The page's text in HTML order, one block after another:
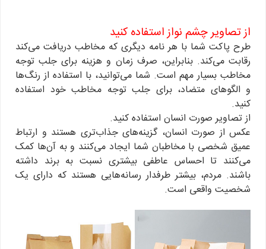
از تصاویر چشم نواز استفاده کنید
طرح پاکت شما با هر نامه دیگری که مخاطب دریافت می‌کند
رقابت می‌کند. بنابراین، صرف زمان و هزینه برای جلب توجه
مخاطب بسیار مهم است. شما می‌توانید، با استفاده از رنگ‌ها
و الگوهای متضاد، برای جلب توجه مخاطب خود استفاده
کنید.
از تصاویر صورت انسان استفاده کنید.
عکس از صورت انسان، گزینه‌های جذاب‌تری هستند و ارتباط
عمیق شخصی با مخاطبان شما ایجاد می‌کنند و به آن‌ها کمک
می‌کنند تا احساس عاطفی بیشتری نسبت به برند داشته
باشند. مردم، بیشتر طرفدار رسانه‌هایی هستند که دارای یک
شخصیت واقعی است.